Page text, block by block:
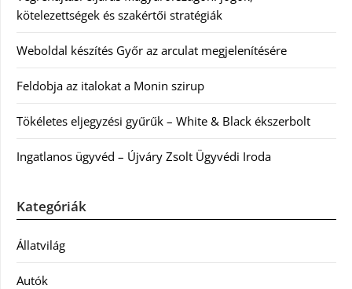
kötelezettségek és szakértői stratégiák
Weboldal készítés Győr az arculat megjelenítésére
Feldobja az italokat a Monin szirup
Tökéletes eljegyzési gyűrűk – White & Black ékszerbolt
Ingatlanos ügyvéd – Újváry Zsolt Ügyvédi Iroda
Kategóriák
Állatvilág
Autók